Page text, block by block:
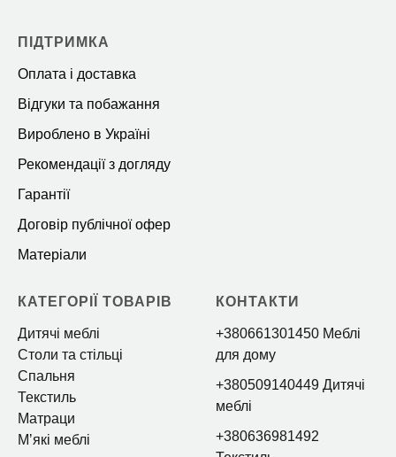
ПІДТРИМКА
Оплата і доставка
Відгуки та побажання
Вироблено в Україні
Рекомендації з догляду
Гарантії
Договір публічної офер
Матеріали
КАТЕГОРІЇ ТОВАРІВ
Дитячі меблі
Столи та стільці
Спальня
Текстиль
Матраци
Мʼякі меблі
КОНТАКТИ
+380661301450 Меблі
для дому
+380509140449 Дитячі
меблі
+380636981492